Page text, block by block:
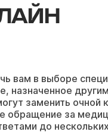
вам в выборе
заменить очной
обращение за
до